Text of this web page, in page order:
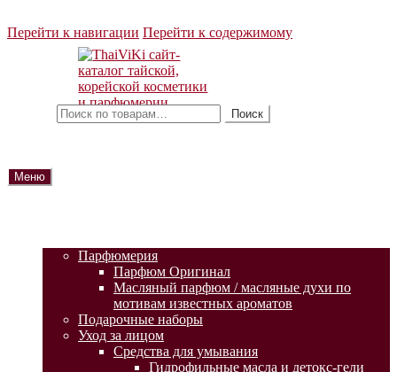
Перейти к навигации Перейти к содержимому
Поиск
Меню
Парфюмерия
Парфюм Оригинал
Масляный парфюм / масляные духи по
мотивам известных ароматов
Подарочные наборы
Уход за лицом
Средства для умывания
Гидрофильные масла и детокс-гели